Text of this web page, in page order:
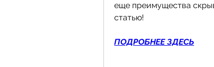
еще преимущества
статью!
ПОДРОБНЕЕ ЗДЕСЬ